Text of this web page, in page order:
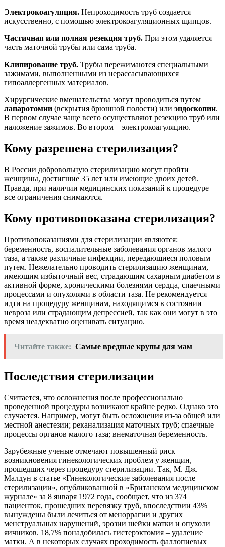
Электрокоагуляция. Непроходимость труб создается
искусственно, с помощью электрокоагуляционных щипцов.
Частичная или полная резекция труб. При этом удаляется
часть маточной трубы или сама труба.
Клипирование труб. Трубы пережимаются специальными
зажимами, выполненными из нерассасывающихся
гипоаллергенных материалов.
Хирургические вмешательства могут проводиться путем
лапаротомии (вскрытия брюшной полости) или эндоскопии.
В первом случае чаще всего осуществляют резекцию труб или
наложение зажимов. Во втором – электрокоагуляцию.
Кому разрешена стерилизация?
В России добровольную стерилизацию могут пройти
женщины, достигшие 35 лет или имеющие двоих детей.
Правда, при наличии медицинских показаний к процедуре
все ограничения снимаются.
Кому противопоказана стерилизация?
Противопоказаниями для стерилизации являются:
беременность, воспалительные заболевания органов малого
таза, а также различные инфекции, передающиеся половым
путем. Нежелательно проводить стерилизацию женщинам,
имеющим избыточный вес, страдающим сахарным диабетом в
активной форме, хроническими болезнями сердца, спаечными
процессами и опухолями в области таза. Не рекомендуется
идти на процедуру женщинам, находящимся в состоянии
невроза или страдающим депрессией, так как они могут в это
время неадекватно оценивать ситуацию.
Читайте также: Самые вредные крупы для мам
Последствия стерилизации
Считается, что осложнения после профессионально
проведенной процедуры возникают крайне редко. Однако это
случается. Например, могут быть осложнения из-за общей или
местной анестезии; реканализация маточных труб; спаечные
процессы органов малого таза; внематочная беременность.
Зарубежные ученые отмечают повышенный риск
возникновения гинекологических проблем у женщин,
прошедших через процедуру стерилизации. Так, М. Дж.
Малдун в статье «Гинекологические заболевания после
стерилизации», опубликованной в «Британском медицинском
журнале» за 8 января 1972 года, сообщает, что из 374
пациенток, прошедших перевязку труб, впоследствии 43%
вынуждены были лечиться от меноррагии и других
менструальных нарушений, эрозии шейки матки и опухоли
яичников. 18,7% понадобилась гистерэктомия – удаление
матки. А в некоторых случаях проходимость фаллопиевых